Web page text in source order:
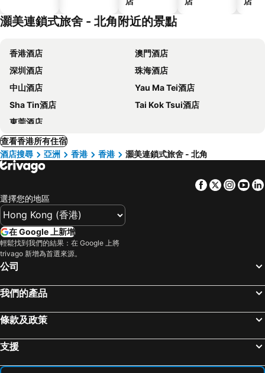
灝美連鎖式旅舍 - 北角附近的景點
香港酒店
澳門酒店
深圳酒店
珠海酒店
中山酒店
Yau Ma Tei酒店
Sha Tin酒店
Tai Kok Tsui酒店
東莞酒店
查看香港所有住宿
酒店搜尋
亞洲 香港 香港 灝美連鎖式旅舍 - 北角
Facebook
Twitter
選擇您的地區
在 Google 上新增
輕鬆找到我們的結果：在 Google 上將
trivago 新增為首選來源。
公司
我們的產品
條款及政策
支援